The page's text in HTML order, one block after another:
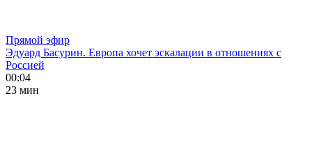
Прямой эфир
Эдуард Басурин. Европа хочет эскалации в отношениях с
Россией
00:04
23 мин